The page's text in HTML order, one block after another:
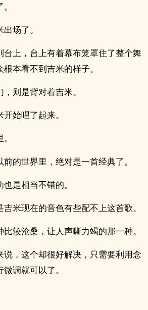
场了。
台上，台上有着幕布笼罩住了整个舞
本看不到吉米的样子。
则是背对着吉米。
始唱了起来。
的世界里，绝对是一首经典了。
是相当不错的。
米现在的音色有些配不上这首歌。
较沧桑，让人声嘶力竭的那一种。
说，这个却很好解决，只需要利用念
调就可以了。